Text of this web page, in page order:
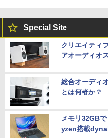
Special Site
クリエイティ
アオーディオ
総合オーディ
とは何者か？
メモリ32GB
yzen搭載